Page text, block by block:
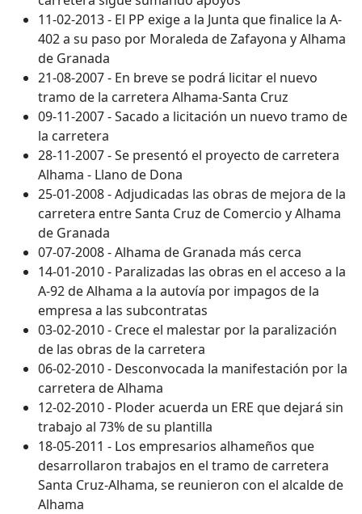
11-02-2013 - El PP exige a la Junta que finalice la A-
402 a su paso por Moraleda de Zafayona y Alhama
de Granada
21-08-2007 - En breve se podrá licitar el nuevo
tramo de la carretera Alhama-Santa Cruz
09-11-2007 - Sacado a licitación un nuevo tramo de
la carretera
28-11-2007 - Se presentó el proyecto de carretera
Alhama - Llano de Dona
25-01-2008 - Adjudicadas las obras de mejora de la
carretera entre Santa Cruz de Comercio y Alhama
de Granada
07-07-2008 - Alhama de Granada más cerca
14-01-2010 - Paralizadas las obras en el acceso a la
A-92 de Alhama a la autovía por impagos de la
empresa a las subcontratas
03-02-2010 - Crece el malestar por la paralización
de las obras de la carretera
06-02-2010 - Desconvocada la manifestación por la
carretera de Alhama
12-02-2010 - Ploder acuerda un ERE que dejará sin
trabajo al 73% de su plantilla
18-05-2011 - Los empresarios alhameños que
desarrollaron trabajos en el tramo de carretera
Santa Cruz-Alhama, se reunieron con el alcalde de
Alhama